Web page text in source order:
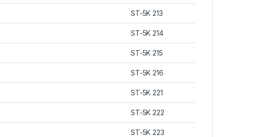
ST-5K 213
ST-5K 214
ST-5K 215
ST-5K 216
ST-5K 221
ST-5K 222
ST-5K 223